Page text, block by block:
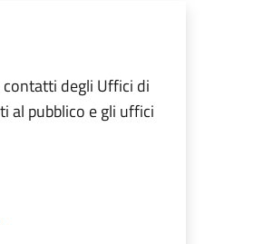
degli Uffici di
al pubblico e gli uffici